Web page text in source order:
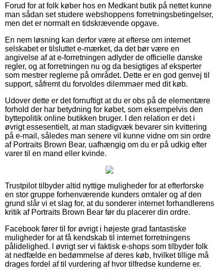
Forud for at folk køber hos en Medkant butik på nettet kunne
man sådan set studere webshoppens forretningsbetingelser,
men det er normalt en tidskrævende opgave.
En nem løsning kan derfor være at efterse om internet
selskabet er tilsluttet e-mærket, da det bør være en
angivelse af at e-forretningen adlyder de officielle danske
regler, og at forretningen nu og da besigtiges af eksperter
som mestrer reglerne på området. Dette er en god genvej til
support, såfremt du forvoldes dilemmaer med dit køb.
Udover dette er det fornuftigt at du er obs på de elementære
forhold der har betydning for købet, som eksempelvis den
byttepolitik online butikken bruger. I den relation er det i
øvrigt essesentielt, at man stadigvæk bevarer sin kvittering
på e-mail, således man senere vil kunne vidne om sin ordre
af Portraits Brown Bear, uafhængig om du er på udkig efter
varer til en mand eller kvinde.
Trustpilot tilbyder altid nyttige muligheder for at efterforske
en stor gruppe forhenværende kunders omtaler og af den
grund slår vi et slag for, at du sonderer internet forhandlerens
kritik af Portraits Brown Bear før du placerer din ordre.
Facebook fører til for øvrigt i højeste grad fantastiske
muligheder for at få kendskab til internet forretningens
pålidelighed. I øvrigt ser vi faktisk e-shops som tilbyder folk
at nedfælde en bedømmelse af deres køb, hvilket tillige må
drages fordel af til vurdering af hvor tilfredse kunderne er.